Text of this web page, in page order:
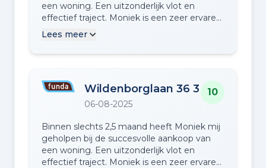
een woning. Een uitzonderlijk vlot en
effectief traject. Moniek is een zeer ervaren
makelaar met diepgaande kennis van
verrassende invalshoeken en zag ze
communicatie is bijzonder prettig: Moniek
reageert snel, luistert scherp naar je wensen
bezichtigingen. Ze denkt actief mee, stelt
de juiste vragen en geeft duidelijk en eerlijk
advies. In de onderhandelingen heeft ze
zich bovendien krachtig en overtuigend
Lees meer
Wildenborglaan 36 3
06-08-2025
10
Binnen slechts 2,5 maand heeft Moniek mij
geholpen bij de succesvolle aankoop van
een woning. Een uitzonderlijk vlot en
effectief traject. Moniek is een zeer ervaren